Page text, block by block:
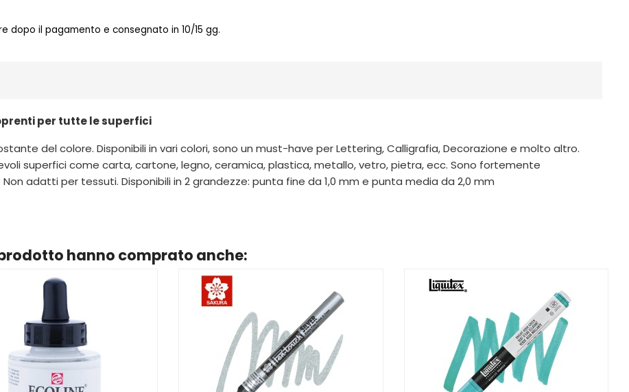
dopo il pagamento e consegnato in 10/15 gg.
per tutte le superfici
del colore. Disponibili in vari colori, sono un must-have per Lettering, Calligrafia, Decorazione e molto altro.
superfici come carta, cartone, legno, ceramica, plastica, metallo, vetro, pietra, ecc. Sono fortemente
adatti per tessuti. Disponibili in 2 grandezze: punta fine da 1,0 mm e punta media da 2,0 mm
hanno comprato anche: